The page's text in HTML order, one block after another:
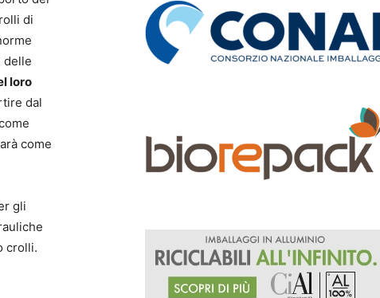
di
delle
loro
dal
come
gli
crolli.